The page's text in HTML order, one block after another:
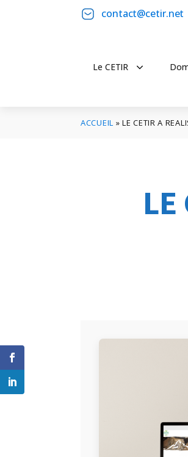
contact@cetir.net
Le CETIR
ACCUEIL »LE CETIR A
LE